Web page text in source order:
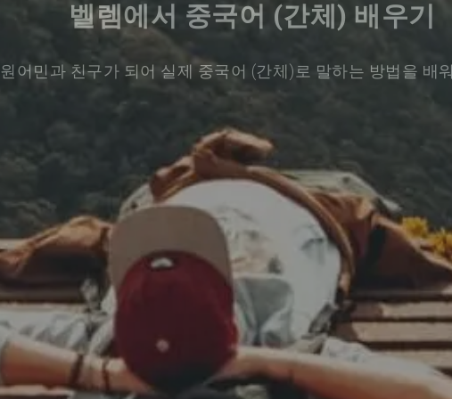
벨렘에서 중국어 (간체) 배우기
원어민과 친구가 되어 실제 중국어 (간체)로 말하는 방법을 배